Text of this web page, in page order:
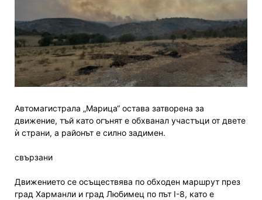
Автомагистрала „Марица“ остава затворена за
движение, тъй като огънят е обхванал участъци от двете
ѝ страни, а районът е силно задимен.
свързани
Движението се осъществява по обходен маршрут през
град Харманли и град Любимец по път I-8, като е